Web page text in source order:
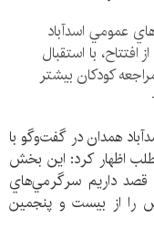
عمومي اسدآباد
با استقبال
کودکان بيشتر
همدان در گفت‌وگو با
اظهار کرد: اين بخش
و ما قصد داريم سرگرمي‌هاي
را از بيست و پنجمين